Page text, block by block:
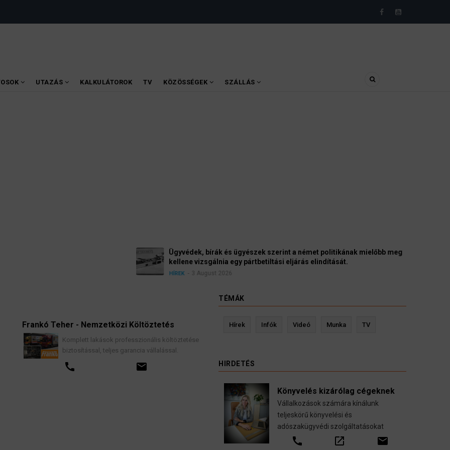
UTAZÁS KALKULÁTOROK TV KÖZÖSSÉGEK SZÁLLÁS
Ügyvédek, bírák és ügyészek szerint a német politikának mielőbb meg
kellene vizsgálnia egy pártbetiltási eljárás elindítását.
HÍREK 3 August 2026
Frankó Teher - Nemzetközi Költöztetés
Komplett lakások professzionális költöztetése
biztosítással, teljes garancia vállalással.
call email
Kevin Ressler biztosítási szakértő
TÉMÁK
Hírek Infók Videó Munka TV
HIRDETÉS
Könyvelés kizárólag cégeknek
Vállalkozások számára kínálunk
teljeskörű könyvelési és
adószakügyvédi szolgáltatásokat
call open_in_new email